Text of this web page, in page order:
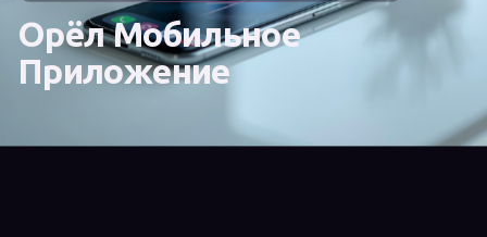
Орёл Мобильное
Приложение